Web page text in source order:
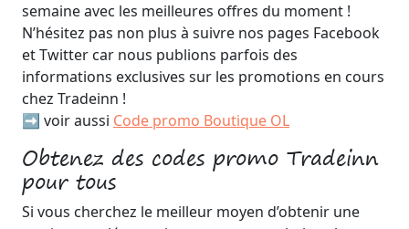
semaine avec les meilleures offres du moment !
N’hésitez pas non plus à suivre nos pages Facebook
et Twitter car nous publions parfois des
informations exclusives sur les promotions en cours
chez Tradeinn !
➡️ voir aussi Code promo Boutique OL
Obtenez des codes promo Tradeinn
pour tous
Si vous cherchez le meilleur moyen d’obtenir une